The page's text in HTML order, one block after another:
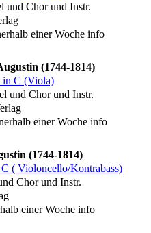
und Chor und Instr.
einer Woche info
(1744-1814)
in C (Viola)
und Chor und Instr.
einer Woche info
(1744-1814)
( Violoncello/Kontrabass)
Chor und Instr.
einer Woche info